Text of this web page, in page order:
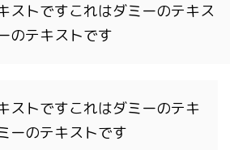
ストですこれはダミーのテキス
のテキストです
ストですこれはダミーのテキ
ーのテキストです